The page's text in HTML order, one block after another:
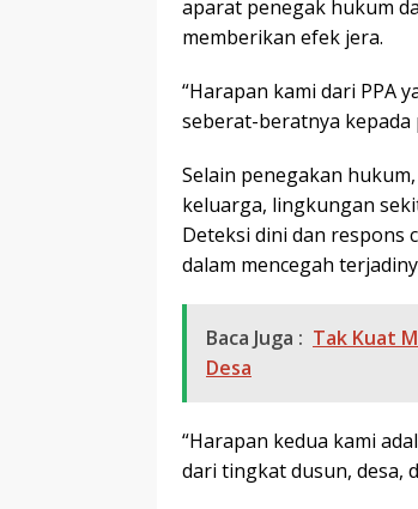
aparat penegak hukum
memberikan efek jera.
“Harapan kami dari PPA
seberat-beratnya kepada
Selain penegakan
keluarga, lingkungan
Deteksi dini dan respons
dalam mencegah
Baca Juga : Tak Kuat
Desa
“Harapan kedua kami
dari tingkat dusun, desa,